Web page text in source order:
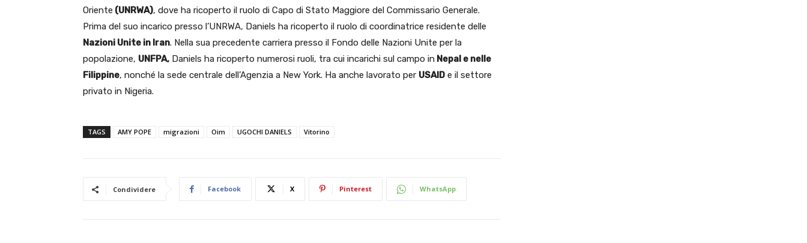
Oriente (UNRWA), dove ha ricoperto il ruolo di Capo di Stato Maggiore del Commissario Generale.
Prima del suo incarico presso l’UNRWA, Daniels ha ricoperto il ruolo di coordinatrice residente delle
Nazioni Unite in Iran. Nella sua precedente carriera presso il Fondo delle Nazioni Unite per la
popolazione, UNFPA, Daniels ha ricoperto numerosi ruoli, tra cui incarichi sul campo in Nepal e nelle
Filippine, nonché la sede centrale dell’Agenzia a New York. Ha anche lavorato per USAID e il settore
privato in Nigeria.
TAGS AMY POPE migrazioni Oim UGOCHI DANIELS Vitorino
Condividere Facebook X Pinterest WhatsApp